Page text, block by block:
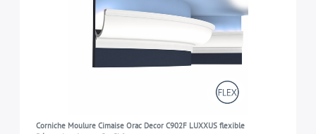
Corniche Moulure Cimaise Orac Decor C902F LUXXUS flexible